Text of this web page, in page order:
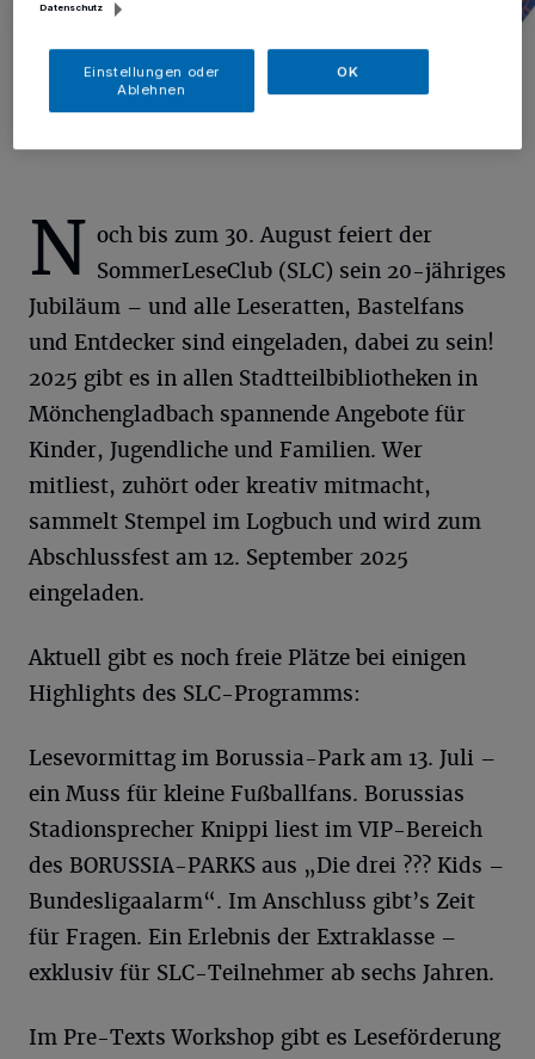
SommerLeseClub
Foto: Fachstelle Öffentliche Bibliotheken NRW
N och bis zum 30. August feiert der
SommerLeseClub (SLC) sein 20-jähriges
Jubiläum – und alle Leseratten, Bastelfans
und Entdecker sind eingeladen, dabei zu sein!
2025 gibt es in allen Stadtteilbibliotheken in
Mönchengladbach spannende Angebote für
Kinder, Jugendliche und Familien. Wer
mitliest, zuhört oder kreativ mitmacht,
sammelt Stempel im Logbuch und wird zum
Abschlussfest am 12. September 2025
eingeladen.
Aktuell gibt es noch freie Plätze bei einigen
Highlights des SLC-Programms:
Lesevormittag im Borussia-Park am 13. Juli –
ein Muss für kleine Fußballfans. Borussias
Stadionsprecher Knippi liest im VIP-Bereich
des BORUSSIA-PARKS aus „Die drei ??? Kids –
Bundesligaalarm“. Im Anschluss gibt’s Zeit
für Fragen. Ein Erlebnis der Extraklasse –
exklusiv für SLC-Teilnehmer ab sechs Jahren.
Im Pre-Texts Workshop gibt es Leseförderung
Datenschutz
Einstellungen oder
Ablehnen
OK